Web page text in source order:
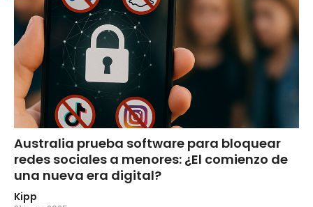
Australia prueba software para bloquear
redes sociales a menores: ¿El comienzo de
una nueva era digital?
Kipp